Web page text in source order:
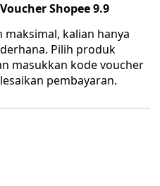
Shopee 9.9
kalian hanya
Pilih produk
masukkan kode voucher
pembayaran.